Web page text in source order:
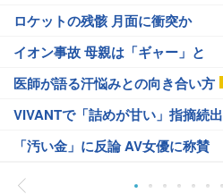
ロケットの残骸 月面に衝突か
イオン事故 母親は「ギャー」と
医師が語る汗悩みとの向き合い方
VIVANTで「詰めが甘い」指摘続出
「汚い金」に反論 AV女優に称賛